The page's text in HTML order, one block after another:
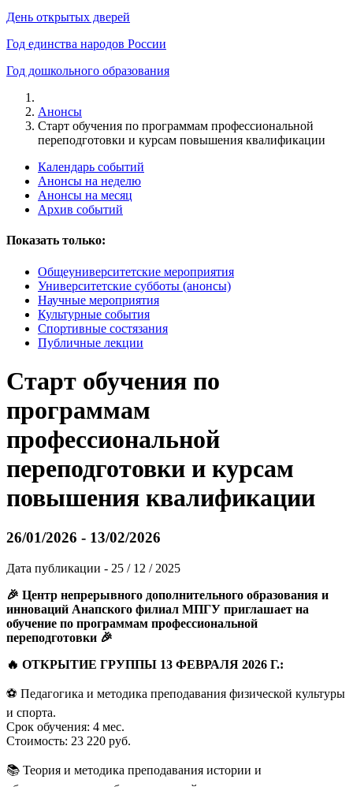
День открытых дверей
Год единства народов России
Год дошкольного образования
Анонсы
Старт обучения по программам профессиональной
переподготовки и курсам повышения квалификации
Календарь событий
Анонсы на неделю
Анонсы на месяц
Архив событий
Показать только:
Общеуниверситетские мероприятия
Университетские субботы (анонсы)
Научные мероприятия
Культурные события
Спортивные состязания
Публичные лекции
Старт обучения по
программам
профессиональной
переподготовки и курсам
повышения квалификации
26/01/2026 - 13/02/2026
Дата публикации - 25 / 12 / 2025
🎉 Центр непрерывного дополнительного образования и
инноваций Анапского филиал МПГУ приглашает на
обучение по программам профессиональной
переподготовки 🎉
🔥 ОТКРЫТИЕ ГРУППЫ 13 ФЕВРАЛЯ 2026 Г.:
⚽ Педагогика и методика преподавания физической культуры
и спорта.
Срок обучения: 4 мес.
Стоимость: 23 220 руб.
📚 Теория и методика преподавания истории и